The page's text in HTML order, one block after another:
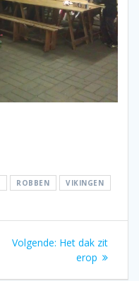
ROBBEN VIKINGEN
Volgende: Volgend
bericht:
Het dak zit
erop